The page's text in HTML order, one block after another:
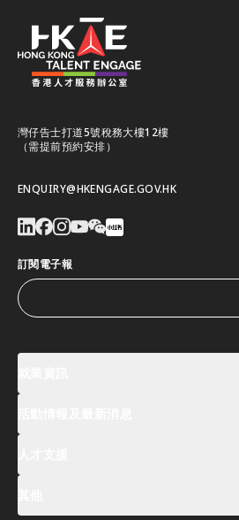
灣仔告士打道5號稅務大樓12樓
（需提前預約安排）
ENQUIRY@HKENGAGE.GOV.HK
訂閱電子報
薪酬指數
全球人才高峰會周
聯絡我們